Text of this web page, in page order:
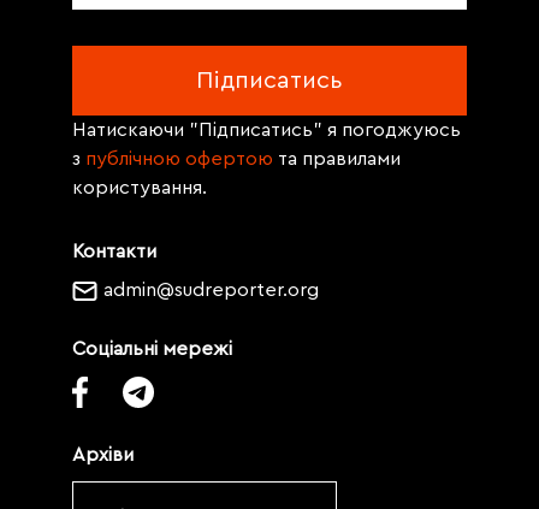
Контакти
admin@sudreporter.org
Соціальні мережі
Архіви
Натискаючи "Підписатись" я погоджуюсь
з публічною офертою та правилами
користування.